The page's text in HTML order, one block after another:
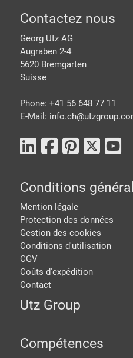
pied de
Contactez nous
Georg Utz AG
Augraben 2-4
5620 Bremgarten
Suisse
Phone: +41 56 648 77 11
E-Mail: info.ch@
Conditions
Mention légale
Protection des données
Gestion des cookies
Conditions d'utilisation
CGV
Coûts d'expédition
Contact
Utz Group
Compétences